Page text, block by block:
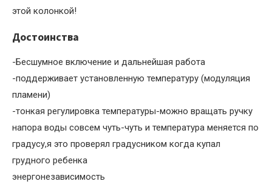
этой колонкой!
Достоинства
-Бесшумное включение и дальнейшая работа
-поддерживает установленную температуру (модуляция
пламени)
-тонкая регулировка температуры-можно вращать ручку
напора воды совсем чуть-чуть и температура меняется по
градусу,я это проверял градусником когда купал
грудного ребенка
энергонезависимость